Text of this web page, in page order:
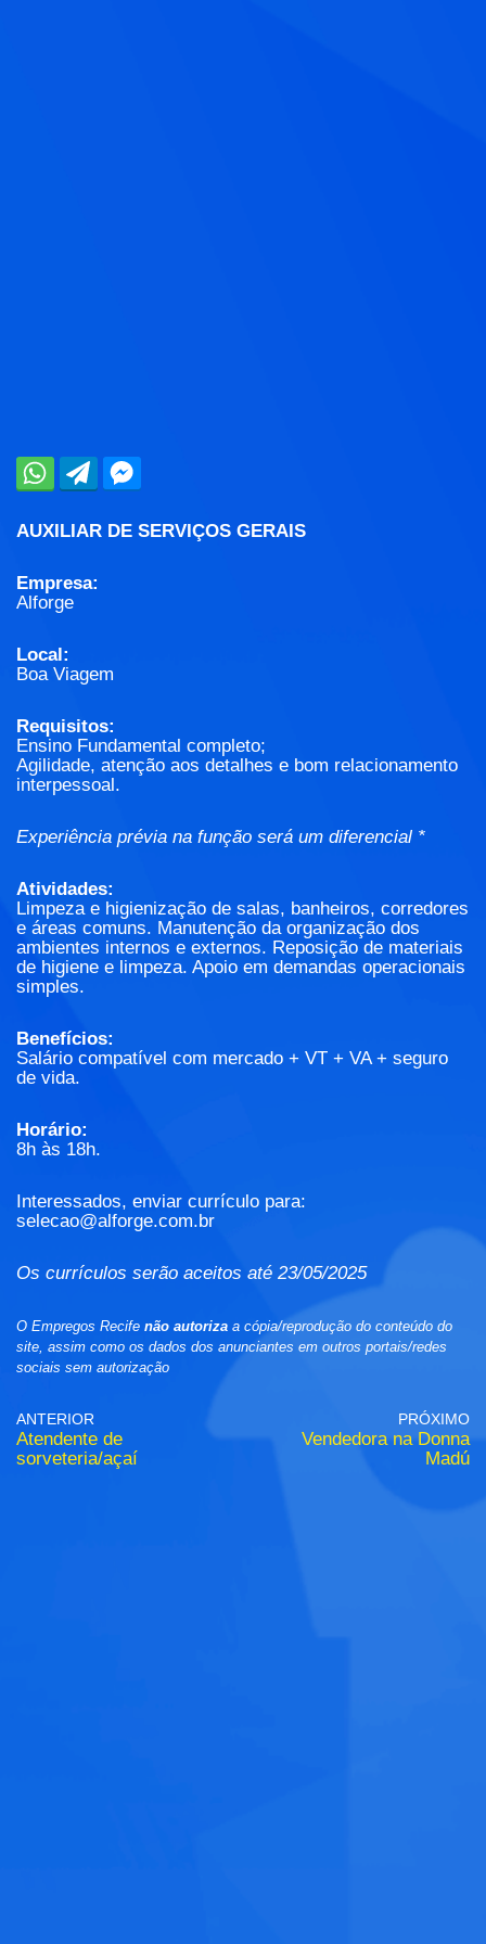
AUXILIAR DE SERVIÇOS GERAIS
Empresa:
Alforge
Local:
Boa Viagem
Requisitos:
Ensino Fundamental completo;
Agilidade, atenção aos detalhes e bom relacionamento
interpessoal.
Experiência prévia na função será um diferencial *
Atividades:
Limpeza e higienização de salas, banheiros, corredores
e áreas comuns. Manutenção da organização dos
ambientes internos e externos. Reposição de materiais
de higiene e limpeza. Apoio em demandas operacionais
simples.
Benefícios:
Salário compatível com mercado + VT + VA + seguro
de vida.
Horário:
8h às 18h.
Interessados, enviar currículo para:
selecao@alforge.com.br
Os currículos serão aceitos até 23/05/2025
O Empregos Recife não autoriza a cópia/reprodução do conteúdo do
site, assim como os dados dos anunciantes em outros portais/redes
sociais sem autorização
ANTERIOR
Atendente de
sorveteria/açaí
PRÓXIMO
Vendedora na Donna
Madú